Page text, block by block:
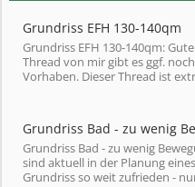
Grundriss EFH 130-140qm
Grundriss EFH 130-140qm:
Thread von mir gibt es ggf.
Vorhaben. Dieser Thread ist
Grundriss Bad - zu wenig
Grundriss Bad - zu wenig
sind aktuell in der Planung
Grundriss so weit zufrieden -